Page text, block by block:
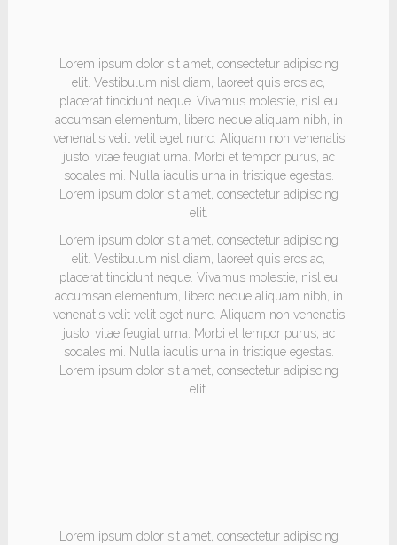
Lorem ipsum dolor sit amet, consectetur adipiscing
elit. Vestibulum nisl diam, laoreet quis eros ac,
placerat tincidunt neque. Vivamus molestie, nisl eu
accumsan elementum, libero neque aliquam nibh, in
venenatis velit velit eget nunc. Aliquam non venenatis
justo, vitae feugiat urna. Morbi et tempor purus, ac
sodales mi. Nulla iaculis urna in tristique egestas.
Lorem ipsum dolor sit amet, consectetur adipiscing
elit.
Lorem ipsum dolor sit amet, consectetur adipiscing
elit. Vestibulum nisl diam, laoreet quis eros ac,
placerat tincidunt neque. Vivamus molestie, nisl eu
accumsan elementum, libero neque aliquam nibh, in
venenatis velit velit eget nunc. Aliquam non venenatis
justo, vitae feugiat urna. Morbi et tempor purus, ac
sodales mi. Nulla iaculis urna in tristique egestas.
Lorem ipsum dolor sit amet, consectetur adipiscing
elit.
Lorem ipsum dolor sit amet, consectetur adipiscing